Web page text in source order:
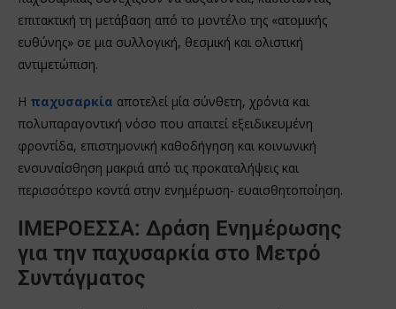
επιτακτική τη μετάβαση από το μοντέλο της «ατομικής
ευθύνης» σε μια συλλογική, θεσμική και ολιστική
αντιμετώπιση.
Η παχυσαρκία αποτελεί μία σύνθετη, χρόνια και
πολυπαραγοντική νόσο που απαιτεί εξειδικευμένη
φροντίδα, επιστημονική καθοδήγηση και κοινωνική
ενσυναίσθηση μακριά από τις προκαταλήψεις και
περισσότερο κοντά στην ενημέρωση- ευαισθητοποίηση.
ΙΜΕΡΟΕΣΣΑ: Δράση Ενημέρωσης
για την παχυσαρκία στο Μετρό
Συντάγματος